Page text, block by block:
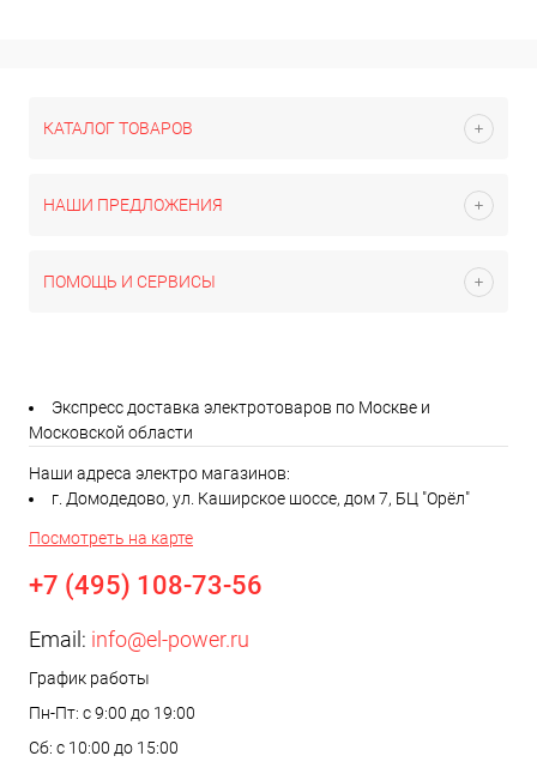
КАТАЛОГ ТОВАРОВ
НАШИ ПРЕДЛОЖЕНИЯ
ПОМОЩЬ И СЕРВИСЫ
Экспресс доставка электротоваров по Москве и
Московской области
Наши адреса электро магазинов:
г. Домодедово, ул. Каширское шоссе, дом 7, БЦ "Орёл"
Посмотреть на карте
+7 (495) 108-73-56
Email: info@el-power.ru
График работы
Пн-Пт: с 9:00 до 19:00
Сб: с 10:00 до 15:00